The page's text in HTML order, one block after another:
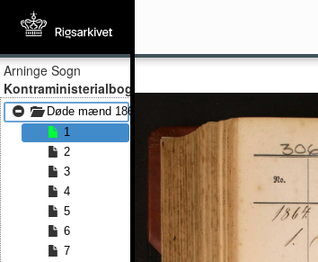
Arninge Sogn
Kontraministerialbog
Døde mænd 1864 - Døde mænd 1891
1
2
3
4
5
6
7